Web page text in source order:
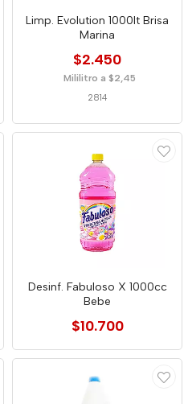
Limp. Evolution 1000lt Brisa
Marina
$2.450
Mililitro a $2,45
2814
Desinf. Fabuloso X 1000cc
Bebe
$10.700